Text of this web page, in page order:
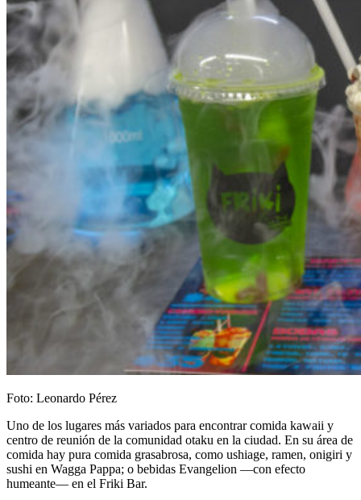
Foto: Leonardo Pérez
Uno de los lugares más variados para encontrar comida kawaii y
centro de reunión de la comunidad otaku en la ciudad. En su área de
comida hay pura comida grasabrosa, como ushiage, ramen, onigiri y
sushi en Wagga Pappa; o bebidas Evangelion —con efecto
humeante— en el Friki Bar.